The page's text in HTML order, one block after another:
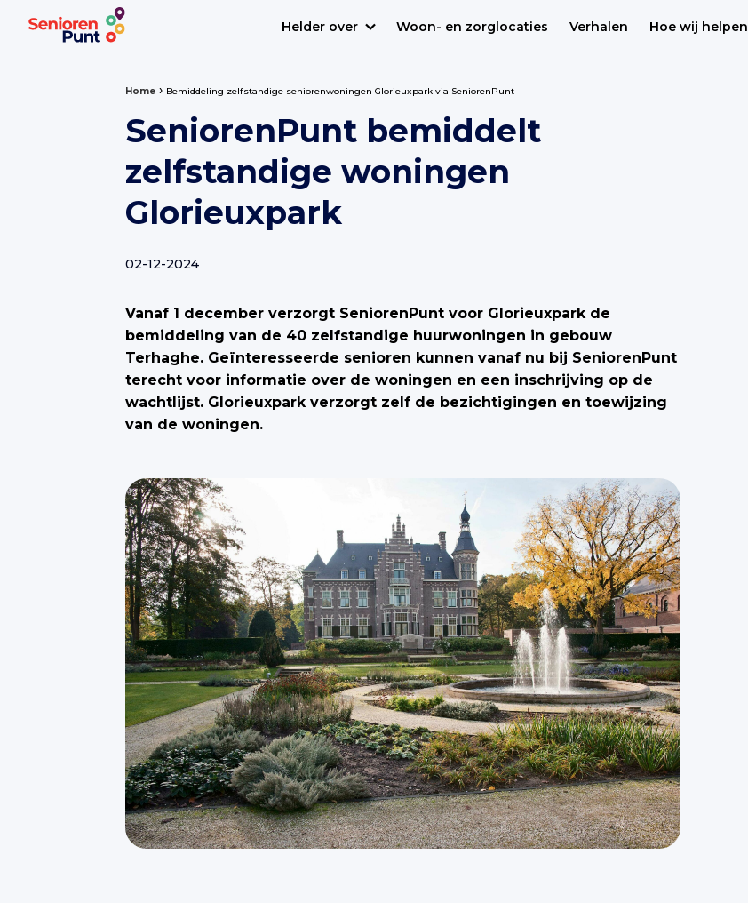
Helder over Woon- en zorglocaties Verhalen Hoe wij helpen
Home › Bemiddeling zelfstandige seniorenwoningen Glorieuxpark via SeniorenPunt
SeniorenPunt bemiddelt
zelfstandige woningen
Glorieuxpark
02-12-2024
Vanaf 1 december verzorgt SeniorenPunt voor Glorieuxpark de
bemiddeling van de 40 zelfstandige huurwoningen in gebouw
Terhaghe. Geïnteresseerde senioren kunnen vanaf nu bij SeniorenPunt
terecht voor informatie over de woningen en een inschrijving op de
wachtlijst. Glorieuxpark verzorgt zelf de bezichtigingen en toewijzing
van de woningen.